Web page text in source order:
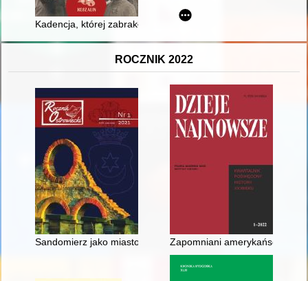
Kadencja, której zabrakło... w sprawie niewyczerpanych
ROCZNIK 2022
Sandomierz jako miasto garnizonoweZapomniani amerykańscy